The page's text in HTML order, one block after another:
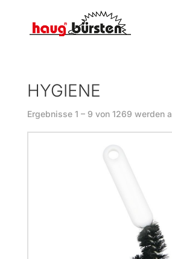
HYGIENE
Ergebnisse 1 – 9 von 1269 werden